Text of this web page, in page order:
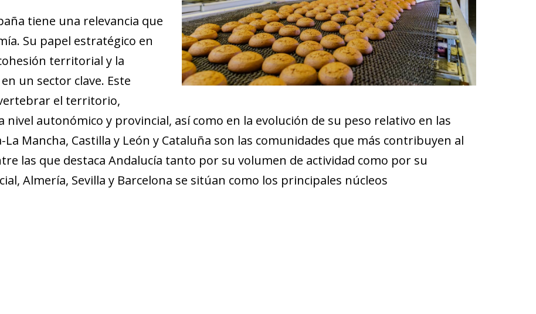
tiene una relevancia que
Su papel estratégico en
territorial y la
un sector clave. Este
el territorio,
autonómico y provincial, así como en la evolución de su peso relativo en las
La Mancha, Castilla y León y Cataluña son las comunidades que más contribuyen al
las que destaca Andalucía tanto por su volumen de actividad como por su
Almería, Sevilla y Barcelona se sitúan como los principales núcleos